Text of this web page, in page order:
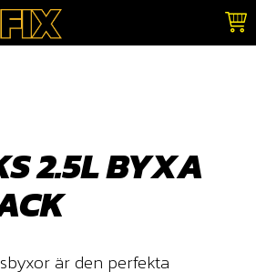
2.5L BYXA
är den perfekta